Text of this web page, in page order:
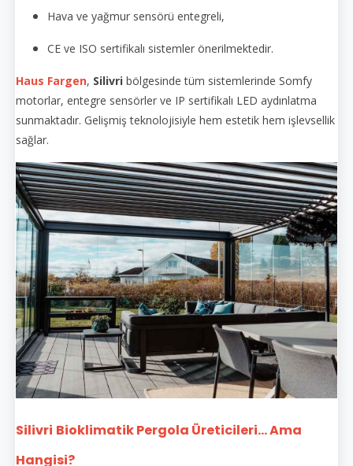
Hava ve yağmur sensörü entegreli,
CE ve ISO sertifikalı sistemler önerilmektedir.
Haus Fargen, Silivri bölgesinde tüm sistemlerinde Somfy
motorlar, entegre sensörler ve IP sertifikalı LED aydınlatma
sunmaktadır. Gelişmiş teknolojisiyle hem estetik hem işlevsellik
sağlar.
Silivri Bioklimatik Pergola Üreticileri... Ama
Hangisi?